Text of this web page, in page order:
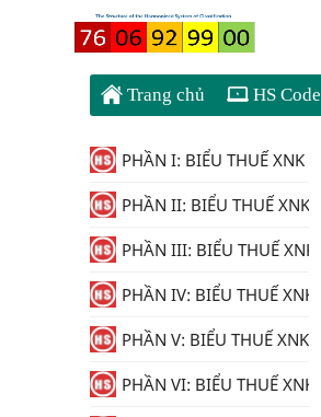
Trang chủ HS Code
PHẦN I: BIỂU THUẾ XNK
PHẦN II: BIỂU THUẾ XNK
PHẦN III: BIỂU THUẾ XNK
PHẦN IV: BIỂU THUẾ XNK
PHẦN V: BIỂU THUẾ XNK
PHẦN VI: BIỂU THUẾ XNK